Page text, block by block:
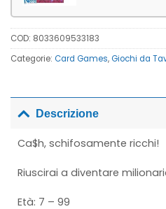
COD: 8033609533183
Categorie: Card Games, Giochi da
Descrizione
Ca$h, schifosamente ricchi!
Riuscirai a diventare
Età: 7 – 99